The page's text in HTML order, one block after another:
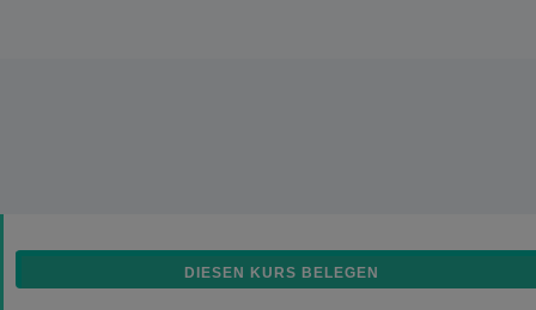
DIESEN KURS BELEGEN